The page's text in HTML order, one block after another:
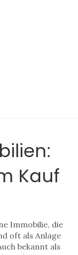
Kauf
Immobilie, die
oft als Anlage
bekannt als